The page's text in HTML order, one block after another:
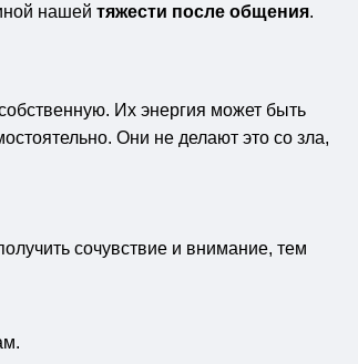
нашей тяжести после общения.
Их энергия может быть
Они не делают это со зла,
сочувствие и внимание, тем